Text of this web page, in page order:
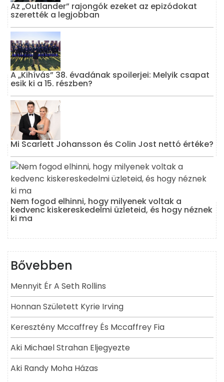
Az „Outlander” rajongók ezeket az epizódokat
szerették a legjobban
A „Kihívás” 38. évadának spoilerjei: Melyik csapat
esik ki a 15. részben?
Mi Scarlett Johansson és Colin Jost nettó értéke?
Nem fogod elhinni, hogy milyenek voltak a
kedvenc kiskereskedelmi üzleteid, és hogy néznek
ki ma
Bővebben
Mennyit Ér A Seth Rollins
Honnan Született Kyrie Irving
Keresztény Mccaffrey És Mccaffrey Fia
Aki Michael Strahan Eljegyezte
Aki Randy Moha Házas